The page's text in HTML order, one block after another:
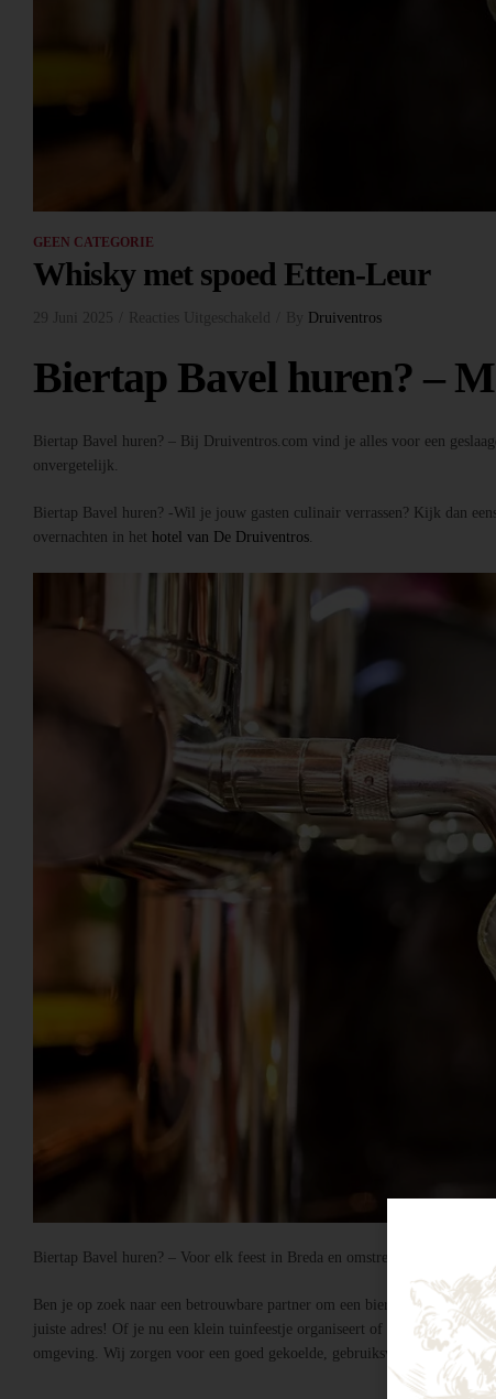
GEEN CATEGORIE
Whisky met spoed Etten-Leur
29 Juni 2025 By Druiventros
Reacties Uitgeschakeld
Biertap Bavel huren? –
Biertap Bavel huren? – Bij Druiventros.com vind je alles voor een
onvergetelijk.
Biertap Bavel huren? -Wil je jouw gasten culinair verrassen? Kijk dan
overnachten in het hotel van De Druiventros
Biertap Bavel huren? – Voor elk feest in Breda en omstreken bij
Ben je op zoek naar een betrouwbare partner om een biertap te huren in
juiste adres! Of je nu een klein tuinfeestje organiseert of een
omgeving. Wij zorgen voor een goed gekoelde, gebruiksvriendelijke